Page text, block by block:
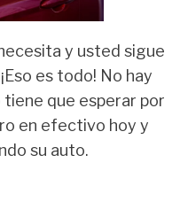
y usted sigue
es todo! No hay
que esperar por
en efectivo hoy y
su auto.